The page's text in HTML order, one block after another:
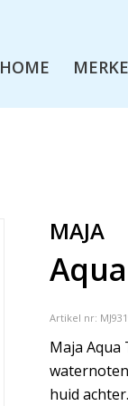
HOME
MAJA
Artikel nr:
Maja Aqua
huid achter.